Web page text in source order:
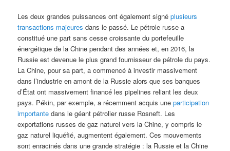
Les deux grandes puissances ont également signéplusieurs
transactions majeures dans le passé. Le pétrole russe a
constitué une part sans cesse croissante du portefeuille
énergétique de la Chine pendant des années et, en 2016, la
Russie est devenue le plus grand fournisseur de pétrole du pays.
La Chine, pour sa part, a commencé à investir massivement
dans l’industrie en amont de la Russie alors que ses banques
d’État ont massivement financé les pipelines reliant les deux
pays. Pékin, par exemple, a récemment acquis uneparticipation
importante dans le géant pétrolier russe Rosneft. Les
exportations russes de gaz naturel vers la Chine, y compris le
gaz naturel liquéfié, augmentent également. Ces mouvements
sont enracinés dans une grande stratégie : la Russie et la Chine